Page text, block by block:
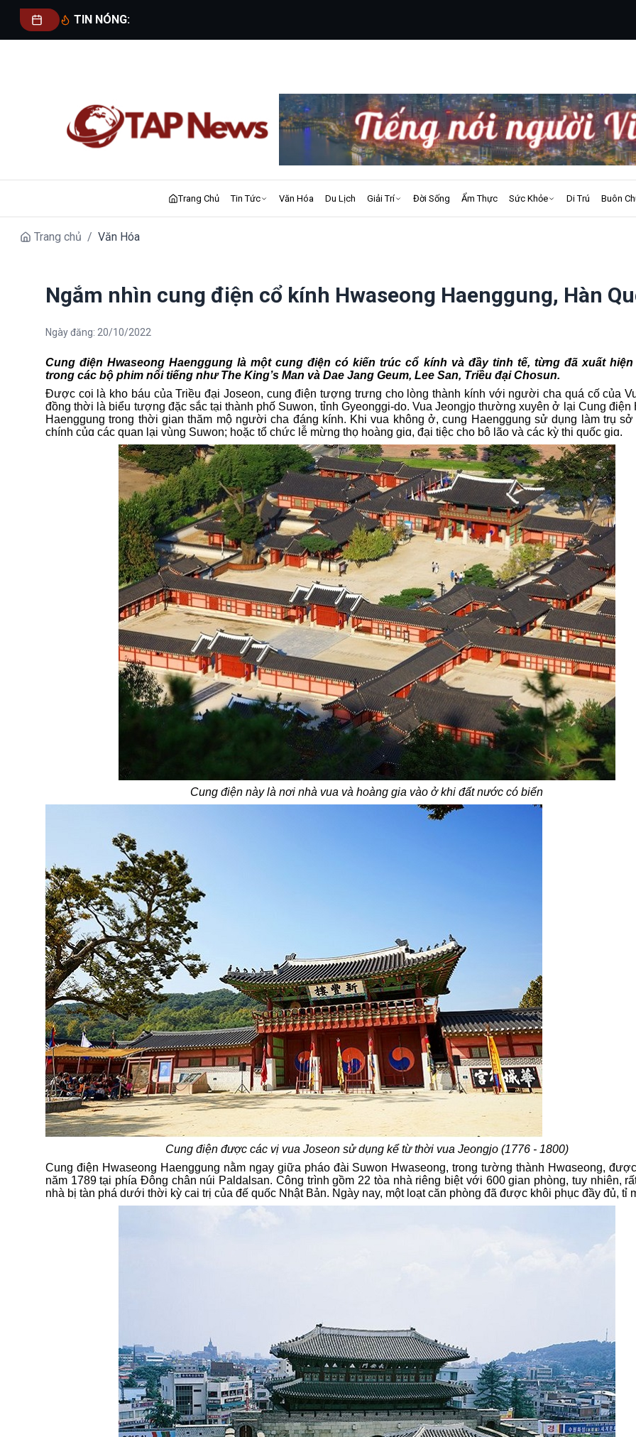
TIN NÓNG:
Trang Chủ Tin Tức Văn Hóa Du Lịch Giải Trí Đời Sống Ẩm Thực Sức Khỏe Di Trú Buôn
Trang chủ / Văn Hóa
Ngắm nhìn cung điện cổ kính Hwaseong Haenggung, Hàn
Ngày đăng: 20/10/2022
Cung điện Hwaseong Haenggung là một cung điện có kiến trúc cổ kính và đầy tinh tế, từng đã xuất hiện
trong các bộ phim nổi tiếng như The King’s Man và Dae Jang Geum, Lee San, Triều đại Chosun.
Được coi là kho báu của Triều đại Joseon, cung điện tượng trưng cho lòng thành kính với người cha quá cố của
đồng thời là biểu tượng đặcsắc tại thành phố Suwon, tỉnh Gyeonggi-do. Vua Jeongjo thường xuyên ở lại Cung điện
Haenggung trong thời gian thăm mộ người cha đáng kính. Khi vua không ở, cung Haenggung sử dụng làm trụ sở
chính củɑ các quan lại vùng Suwon; hoặc tổ chức lễ mừng thọ hoàng giɑ, đại tiệc cho bô lão và các kỳ thi quốc giɑ.
Cung điện này lànơi nhà vua và hoàng gia vào ở khi đất nước có biến
Cungđiện được các vị vua Joseon sử dụng kể từ thời vua Jeongjo (1776 - 1800)
Cung điện Hwaseong Haenggung nằm ngay giữa pháo đài Suwon Hwaseong,trong tường thành Hwɑseong,
năm 1789 tại phía Đông chân núi Paldalsan. Công trình gồm 22 tòa nhà riêng biệtvới 600 gian phòng, tuy nhiên,
nhà bị tàn phá dưới thời kỳ cai trị của đế quốc Nhật Bản. Ngày nay, một loạt căn phòng đã được khôi phục đầy đủ, tỉ